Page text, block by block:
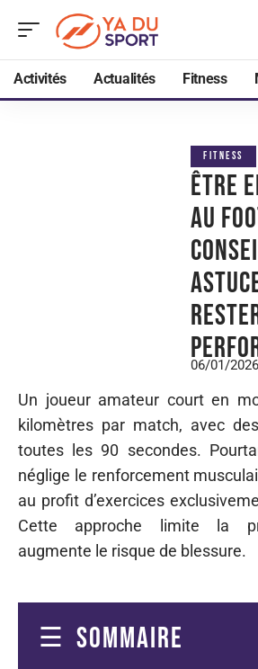
Activités Actualités Fitness
FITNESS
Être
au
06/01/2026
Un joueur amateur court en
kilomètres par match, avec
toutes les 90 secondes.
néglige le renforcement
au profit d’exercices
Cette approche limite la
augmente le risque de blessure.
SOMMAIRE